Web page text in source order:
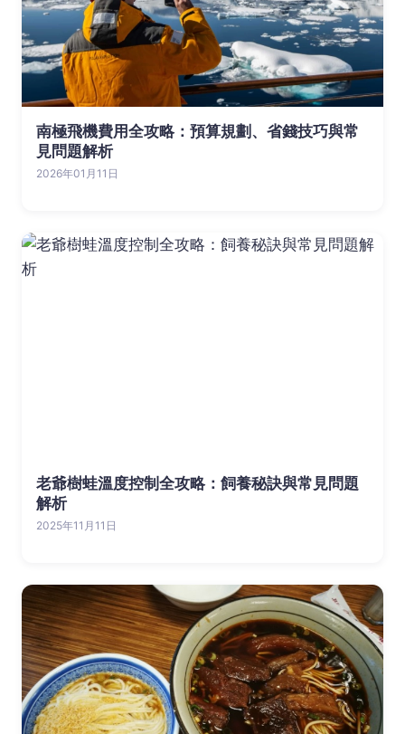
南極飛機費用全攻略：預算規劃、省錢技巧與常
見問題解析
2026年01月11日
老爺樹蛙溫度控制全攻略：飼養秘訣與常見問題
解析
2025年11月11日